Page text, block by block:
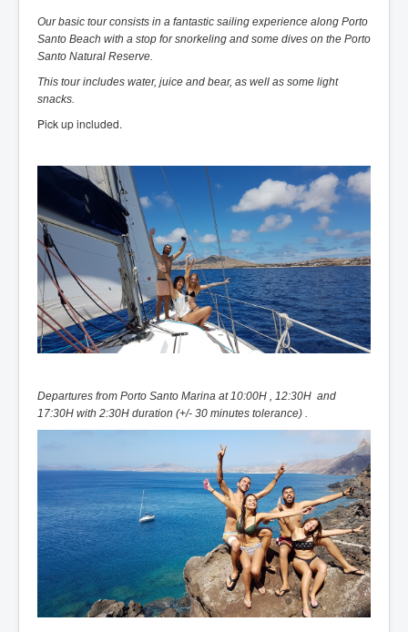
Our basic tour consists in a fantastic sailing experience along Porto
Santo Beach with a stop for snorkeling and some dives on the Porto
Santo Natural Reserve.
This tour includes water, juice and bear, as well as some light
snacks.
Pick up included.
Departures from Porto Santo Marina at 10:00H , 12:30H and
17:30H with 2:30H duration (+/- 30 minutes tolerance) .